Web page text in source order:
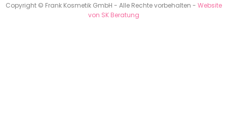
Copyright © Frank Kosmetik GmbH - Alle Rechte vorbehalten - Website
von SK Beratung